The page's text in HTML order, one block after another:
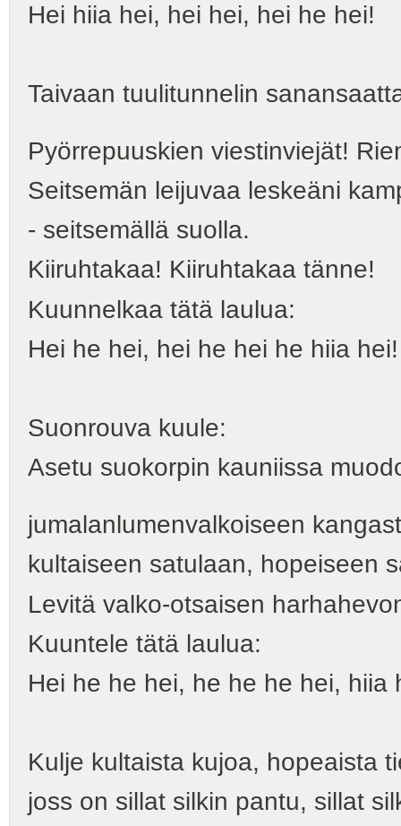
Hei hiia hei, hei hei, hei he hei!
Taivaan tuulitunnelin
Pyörrepuuskien viestinviejät!
Seitsemän leijuvaa leskeäni
- seitsemällä suolla.
Kiiruhtakaa! Kiiruhtakaa tänne!
Kuunnelkaa tätä laulua:
Hei he hei, hei he hei he hiia hei!
Suonrouva kuule:
Asetu suokorpin kauniissa
jumalanlumenvalkoiseen
kultaiseen satulaan, hopeiseen
Levitä valko-otsaisen
Kuuntele tätä laulua:
Hei he he hei, he he he hei, hiia
Kulje kultaista kujoa, hopeaista
joss on sillat silkin pantu, sillat